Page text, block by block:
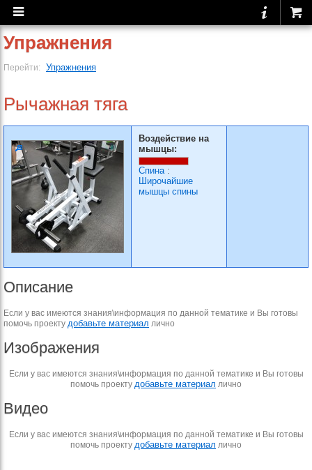
Упражнения
Перейти: Упражнения
Рычажная тяга
Воздействие на
мышцы:
Спина:
Широчайшие
мышцы спины
Описание
Если у вас имеются знания\информация по данной тематике и Вы готовы
помочь проекту добавьте материал лично
Изображения
Если у вас имеются знания\информация по данной тематике и Вы готовы
помочь проекту добавьте материал лично
Видео
Если у вас имеются знания\информация по данной тематике и Вы готовы
помочь проекту добавьте материал лично